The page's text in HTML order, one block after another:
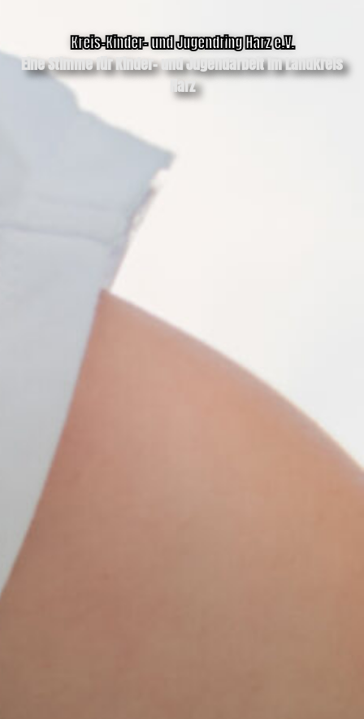
Kreis-Kinder- und Jugendring Harz e.V.
Eine Stimme für Kinder- und Jugendarbeit im Landkreis
Harz